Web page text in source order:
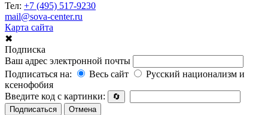
Тел: +7 (495) 517-9230
mail@sova-center.ru
Карта сайта
✖
Подписка
Ваш адрес электронной почты
Подписаться на:
Весь сайт
Русский национализм и
ксенофобия
Введите код с картинки:
🔄
Подписаться
Отмена